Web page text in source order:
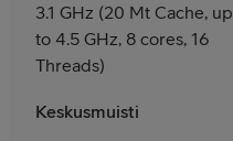
3.1 GHz (20 Mt Cache, up
to 4.5 GHz, 8 cores, 16
Threads)
Keskusmuisti